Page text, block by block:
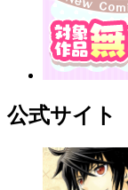
公式サイト